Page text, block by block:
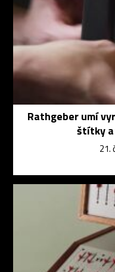
Rathgeber umí
štítky a
21.